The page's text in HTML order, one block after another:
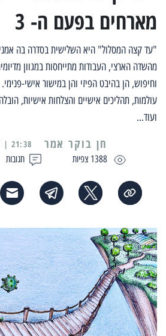
מארחים בפעם ה- 3
"עד קצה המסלול" היא השלישית בסדרה בה
מהשדה הארצי, העבודות מתייחסות במגוון
וחיפוש, הן בהיבט הפיזי והן במישור אישי-
עולמות, תהליכים אישיים והצלחות אישיות,
ועוד...
1388 צפיות תגובות
21:38 | 17/07/2022